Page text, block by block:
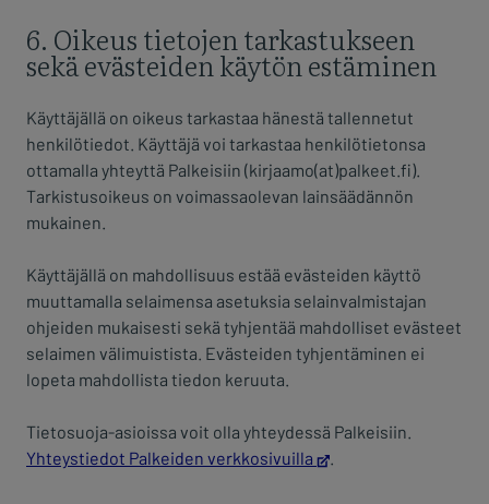
6. Oikeus tietojen tarkastukseen
sekä evästeiden käytön estäminen
Käyttäjällä on oikeus tarkastaa hänestä tallennetut
henkilötiedot. Käyttäjä voi tarkastaa henkilötietonsa
ottamalla yhteyttä Palkeisiin (kirjaamo(at)palkeet.fi).
Tarkistusoikeus on voimassaolevan lainsäädännön
mukainen.
Käyttäjällä on mahdollisuus estää evästeiden käyttö
muuttamalla selaimensa asetuksia selainvalmistajan
ohjeiden mukaisesti sekä tyhjentää mahdolliset evästeet
selaimen välimuistista. Evästeiden tyhjentäminen ei
lopeta mahdollista tiedon keruuta.
Tietosuoja-asioissa voit olla yhteydessä Palkeisiin.
Yhteystiedot Palkeiden verkkosivuilla